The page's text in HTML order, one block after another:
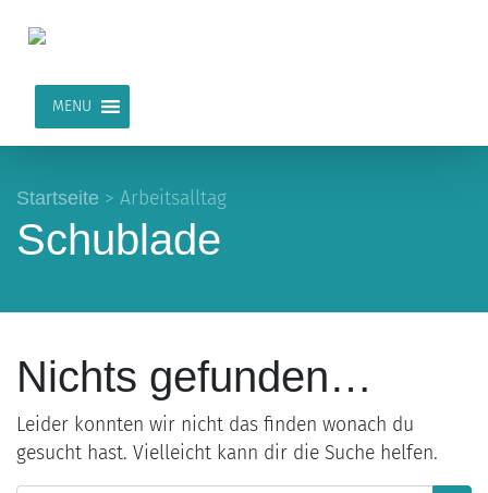
MENU
Startseite > Arbeitsalltag
Schublade
Nichts gefunden…
Leider konnten wir nicht das finden wonach du
gesucht hast. Vielleicht kann dir die Suche helfen.